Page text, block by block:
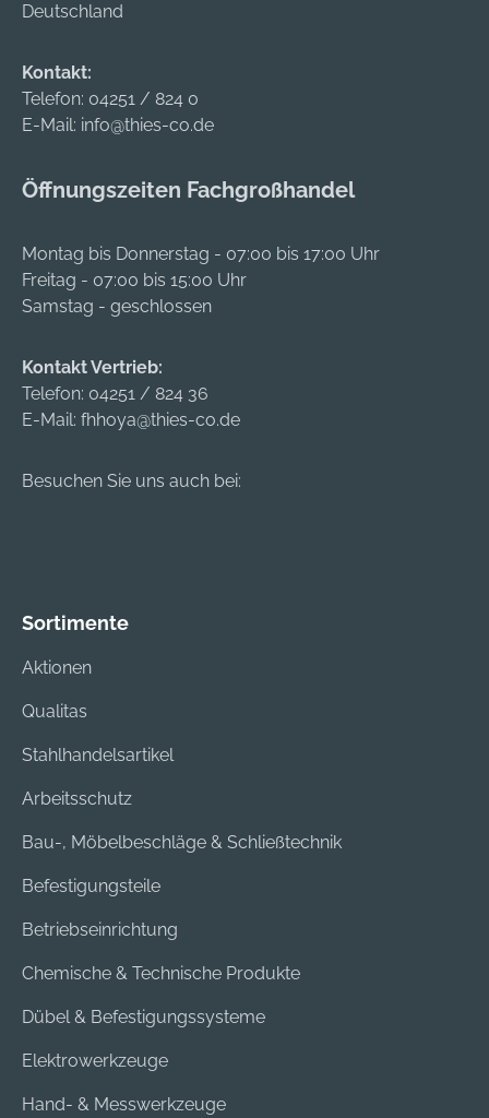
Schweißband
bakterienhemmend •
Dank Polygiene®-
Veredelung
hautirritations- und
Funktion sowie
Verlängerung der
Reinigungszyklen •
Große, reflektierende
Seitenteilen • Große,
seitliche Einsätze zur
Belüftung
EN 812 Material:
Deutschland
Kontakt:
Telefon: 04251 / 824 0
E-Mail: info@thies-co.de
Öffnungszeiten Fachgroßhandel
Montag bis Donnerstag - 07:00 bis 17:00 Uhr
Freitag - 07:00 bis 15:00 Uhr
Samstag - geschlossen
Kontakt Vertrieb:
Telefon: 04251 / 824 36
E-Mail: fhhoya@thies-co.de
Besuchen Sie uns auch bei:
Sortimente
Aktionen
Qualitas
Stahlhandelsartikel
Arbeitsschutz
Bau-, Möbelbeschläge & Schließtechnik
Befestigungsteile
Betriebseinrichtung
Chemische & Technische Produkte
Dübel & Befestigungssysteme
Elektrowerkzeuge
Hand- & Messwerkzeuge